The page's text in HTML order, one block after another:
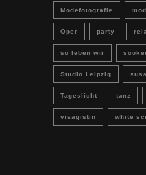
Modefotografie
Oper party
so leben wir
Studio Leipzig
Tageslicht tanz
visagistin white